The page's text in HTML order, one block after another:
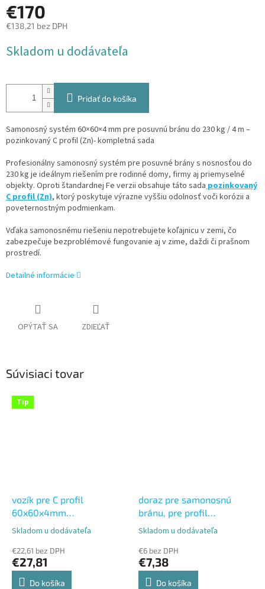
€170
€138,21 bez DPH
cena:
Skladom u dodávateľa
Pridať do košíka
Samonosný systém 60×60×4 mm pre posuvnú bránu do 230 kg / 4 m –
pozinkovaný C profil (Zn)- kompletná sada
Profesionálny samonosný systém pre posuvné brány s nosnosťou do
230 kg je ideálnym riešením pre rodinné domy, firmy aj priemyselné
objekty. Oproti štandardnej Fe verzii obsahuje táto sada pozinkovaný
C profil (Zn), ktorý poskytuje výrazne vyššiu odolnosť voči korózii a
poveternostným podmienkam.
Vďaka samonosnému riešeniu nepotrebujete koľajnicu v zemi, čo
zabezpečuje bezproblémové fungovanie aj v zime, daždi či prašnom
prostredí.
Detailné informácie
OPÝTAŤ SA ZDIEĽAŤ
Súvisiaci tovar
Tip
vozík pre C profil
60x60x4mm
samonosného systému
pozinkovaný, 5x oceľové
koliesko s ložiskom
Priemerné
produktu
je
5,0
Skladom u dodávateľa
€22,61 bez DPH
€27,81
Do košíka
doraz pre samonosnú
bránu, pre profil
60x60x4mm
Priemerné
produktu
je
5,0
Skladom u dodávateľa
€6 bez DPH
€7,38
Do košíka